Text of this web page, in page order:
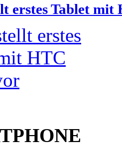
erstes Tablet mit